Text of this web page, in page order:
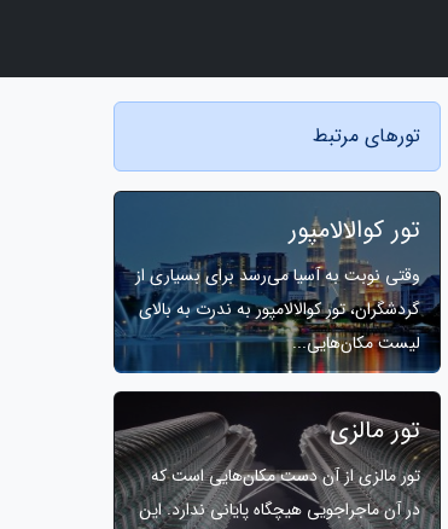
تورهای مرتبط
تور کوالالامپور
وقتی نوبت به آسیا می‌رسد برای بسیاری از
گردشگران، تور کوالالامپور به ندرت به بالای
لیست مکان‌هایی...
تور مالزی
تور مالزی از آن دست مکان‌هایی است که
در آن ماجراجویی هیچگاه پایانی ندارد. این